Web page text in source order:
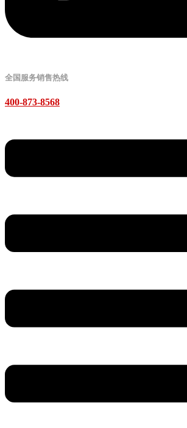
全国服务销售热线
400-873-8568